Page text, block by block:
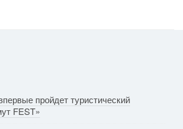
пройдет туристический
FEST»